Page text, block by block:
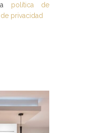
política de
privacidad